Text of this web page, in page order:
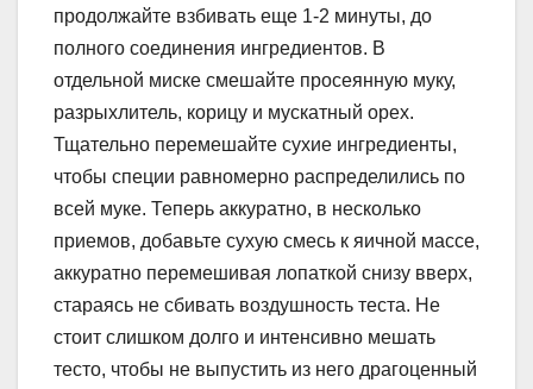
продолжайте взбивать еще 1-2 минуты, до
полного соединения ингредиентов. В
отдельной миске смешайте просеянную муку,
разрыхлитель, корицу и мускатный орех.
Тщательно перемешайте сухие ингредиенты,
чтобы специи равномерно распределились по
всей муке. Теперь аккуратно, в несколько
приемов, добавьте сухую смесь к яичной массе,
аккуратно перемешивая лопаткой снизу вверх,
стараясь не сбивать воздушность теста. Не
стоит слишком долго и интенсивно мешать
тесто, чтобы не выпустить из него драгоценный